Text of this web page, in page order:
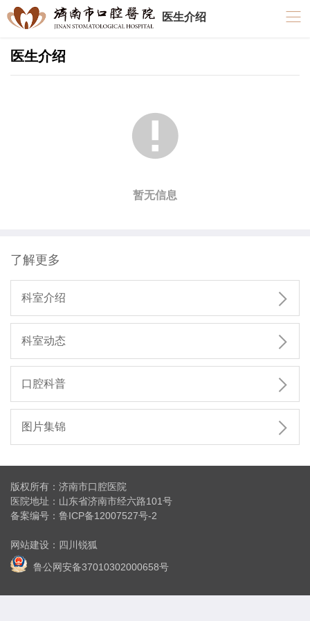
医生介绍
医生介绍

暂无信息
了解更多
科室介绍 
科室动态 
口腔科普 
图片集锦 
版权所有：济南市口腔医院
医院地址：山东省济南市经六路101号
备案编号： 鲁ICP备12007527号-2
网站建设 ： 四川锐狐
鲁公网安备37010302000658号